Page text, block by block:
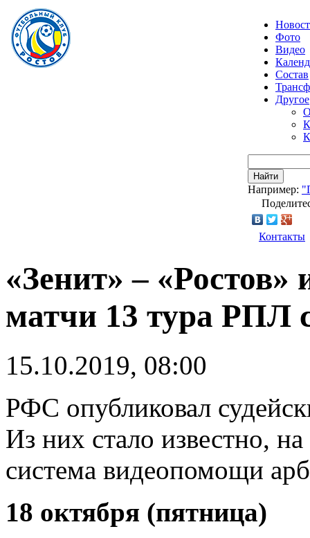
Фото
Видео
Состав
Другое
Найти
Например:
Контакты
«Зенит» –
матчи 13 тура РПЛ
15.10.2019, 08:00
РФС опубликовал
Из них стало известно,
система видеопомощи
18 октября (пятница)